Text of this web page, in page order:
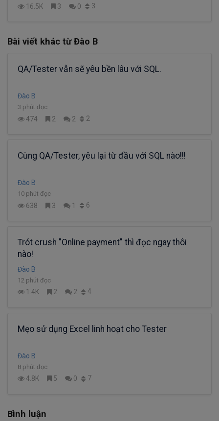
16.5K 3 0 3
Bài viết khác từ Đào B
QA/Tester vẫn sẽ yêu bền lâu với SQL.
Đào B
3 phút đọc
474 2 2 2
Cùng QA/Tester, yêu lại từ đầu với SQL nào!!!
Đào B
10 phút đọc
638 3 1 6
Trót crush "Online payment" thì đọc ngay thôi
nào!
Đào B
12 phút đọc
1.4K 2 2 4
Mẹo sử dụng Excel linh hoạt cho Tester
Đào B
8 phút đọc
4.8K 5 0 7
Bình luận